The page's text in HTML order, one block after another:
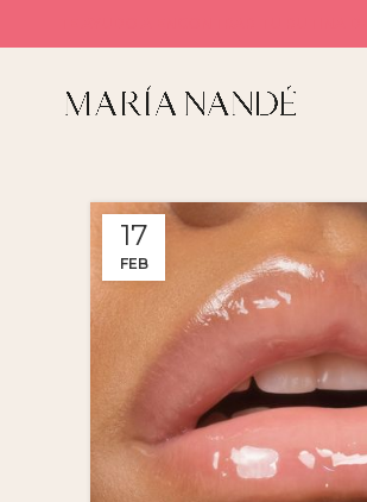
17
FEB